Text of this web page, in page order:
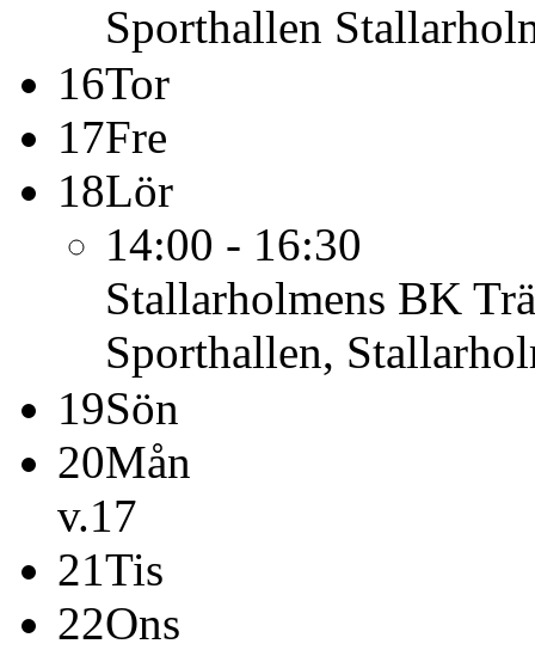
Sporthallen
16Tor
17Fre
18Lör
14:00 - 16:30
Stallarholmens BK
Sporthallen,
19Sön
20Mån
v.17
21Tis
22Ons